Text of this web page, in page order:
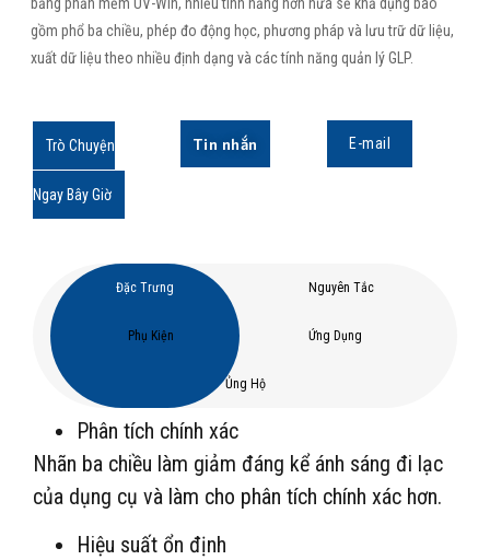
gồm phổ ba chiều, phép đo động học, phương pháp và lưu trữ dữ liệu,
xuất dữ liệu theo nhiều định dạng và các tính năng quản lý GLP.
Trò Chuyện
Ngay Bây Giờ
Tin nhắn E-mail
Đặc Trưng Nguyên Tắc
Phụ Kiện Ứng Dụng
Ủng Hộ
Phân tích chính xác
Nhãn ba chiều làm giảm đáng kể ánh sáng đi lạc
của dụng cụ và làm cho phân tích chính xác hơn.
Hiệu suất ổn định